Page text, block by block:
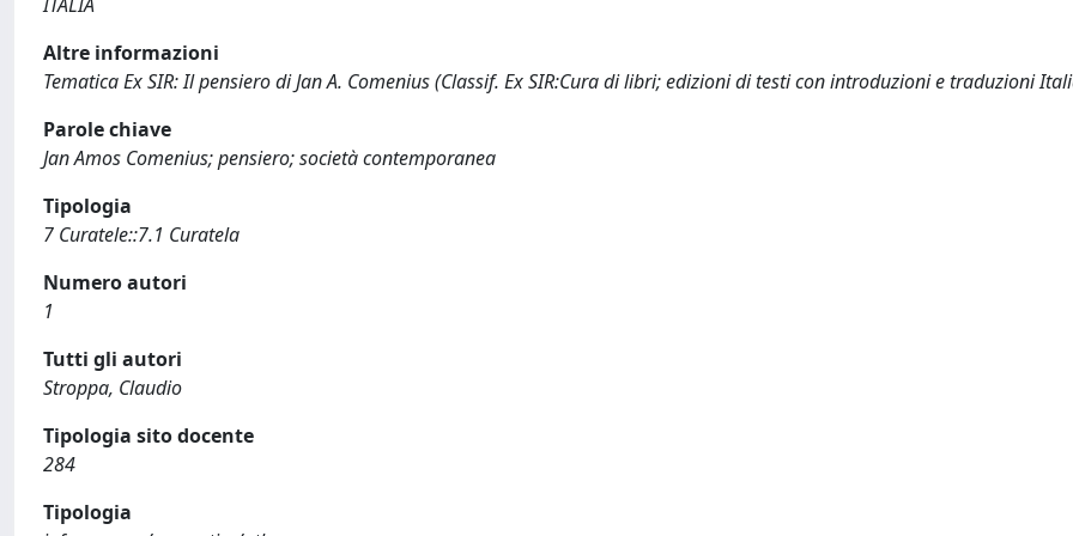
Altre informazioni
Tematica Ex SIR: Il pensiero di Jan A. Comenius (Classif. Ex SIR:Cura di libri; edizioni di testi con introduzioni e traduzioni
Parole chiave
Jan Amos Comenius; pensiero; società contemporanea
Tipologia
7 Curatele::7.1 Curatela
Numero autori
1
Tutti gli autori
Stroppa, Claudio
Tipologia sito docente
284
Tipologia